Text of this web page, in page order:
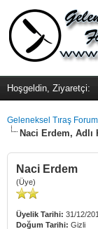
Hoşgeldin, Ziyaretçi:
Geleneksel Tıraş
Naci Erdem, Adlı
Naci Erdem
(Üye)
Üyelik Tarihi: 31/12/
Doğum Tarihi: Gizli